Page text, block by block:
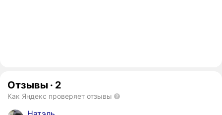
Отзывы · 2
Как Яндекс проверяет отзывы